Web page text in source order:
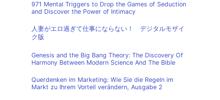
971 Mental Triggers to Drop the Games of Seduction
and Discover the Power of Intimacy
人妻がエロ過ぎて仕事にならない！ デジタルモザイ
ク版
Genesis and the Big Bang Theory: The Discovery Of
Harmony Between Modern Science And The Bible
Querdenken im Marketing: Wie Sie die Regeln im
Markt zu Ihrem Vorteil verändern, Ausgabe 2